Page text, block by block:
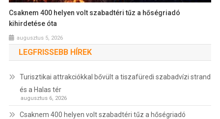
Csaknem 400 helyen volt szabadtéri tűz a hőségriadó
kihirdetése óta
augusztus 5, 2026
LEGFRISSEBB HÍREK
Turisztikai attrakciókkal bővült a tiszafüredi szabadvízi strand
és a Halas tér
augusztus 6, 2026
Csaknem 400 helyen volt szabadtéri tűz a hőségriadó